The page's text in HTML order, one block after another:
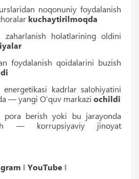
noqonuniy foydalanish
kuchaytirilmoqda
holatlarining oldini
foydalanish qoidalarini buzish
kadrlar salohiyatini
— yangi O‘quv markazi ochildi
berish yoki bu jarayonda
— korrupsiyaviy jinoyat
‖ YouTube ‖